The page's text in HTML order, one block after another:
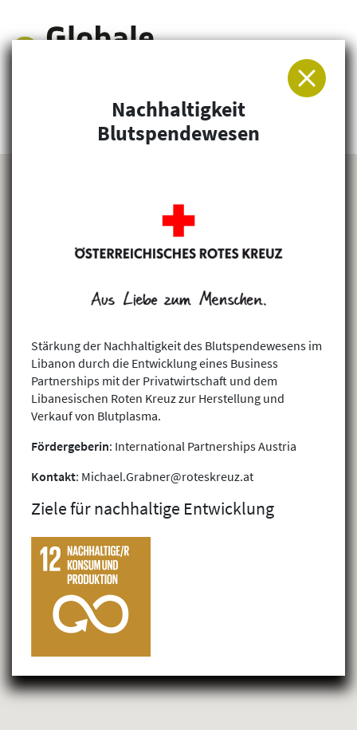
Arbeitsgemeinschaft für Entwicklung und
Humanitäre Hilfe
Nachhaltigkeit
Blutspendewesen
Stärkung der Nachhaltigkeit des Blutspendewesens im
Libanon durch die Entwicklung eines Business
Partnerships mit der Privatwirtschaft und dem
Libanesischen Roten Kreuz zur Herstellung und
Verkauf von Blutplasma.
Fördergeberin: International Partnerships Austria
Kontakt: Michael.Grabner@roteskreuz.at
Ziele für nachhaltige Entwicklung